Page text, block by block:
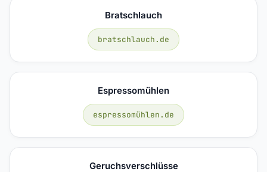
Bratschlauch
bratschlauch.de
Espressomühlen
espressomühlen.de
Geruchsverschlüsse